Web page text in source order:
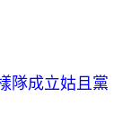
隊成立姑且黨